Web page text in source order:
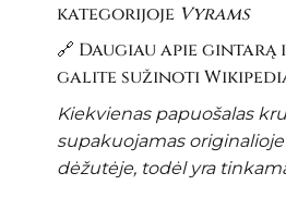
kategorijoje Vyrams
🔗 Daugiau apie gintarą
galite sužinoti
Kiekvienas papuošalas
supakuojamas
dėžutėje, todėl yra